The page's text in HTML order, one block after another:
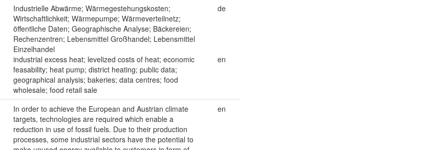
Industrielle Abwärme; Wärmegestehungskosten;
Wirtschaftlichkeit; Wärmepumpe; Wärmeverteilnetz;
öffentliche Daten; Geographische Analyse; Bäckereien;
Rechenzentren; Lebensmittel Großhandel; Lebensmittel
Einzelhandel
de
industrial excess heat; levelized costs of heat; economic
feasability; heat pump; district heating; public data;
geographical analysis; bakeries; data centres; food
wholesale; food retail sale
en
In order to achieve the European and Austrian climate
targets, technologies are required which enable a
reduction in use of fossil fuels. Due to their production
processes, some industrial sectors have the potential to
en